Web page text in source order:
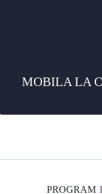
MOBILA LA
PROGRAM